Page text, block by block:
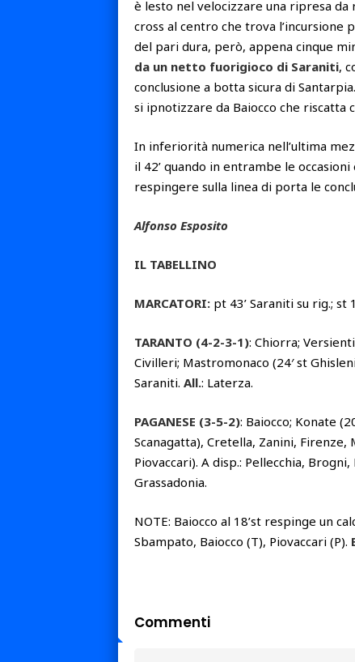
è lesto nel velocizzare una ripresa
cross al centro che trova l’incursione
del pari dura, però, appena cinque
da un netto fuorigioco di Saraniti,
conclusione a botta sicura di
si ipnotizzare da Baiocco che
In inferiorità numerica nell’ultima
il 42’ quando in entrambe le
respingere sulla linea di porta le
Alfonso Esposito
IL TABELLINO
MARCATORI: pt 43’ Saraniti su rig.; st
TARANTO (4-2-3-1): Chiorra;
Civilleri; Mastromonaco (24′ st
Saraniti. All.: Laterza.
PAGANESE (3-5-2): Baiocco; Konate
Scanagatta), Cretella, Zanini, Firenze,
Piovaccari). A disp.: Pellecchia,
Grassadonia.
NOTE: Baiocco al 18’st respinge un
Sbampato, Baiocco (T), Piovaccari (P).
Commenti